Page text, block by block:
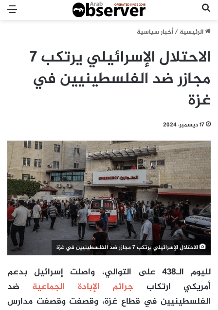
الرئيسية/أخبار سياسية
الاحتلال الإسرائيلي يرتكب 7
مجازر ضد الفلسطينيين في
غزة
17 ديسمبر، 2024
الاحتلال الإسرائيلي يرتكب 7 مجازر ضد الفلسطينيين في غزة
لليوم الـ438 على التوالي، واصلت إسرائيل بدعم
أمريكي ارتكاب جرائم الإبادة الجماعية ضد
الفلسطينيين في قطاع غزة، وقصفت وقصفت مدارس